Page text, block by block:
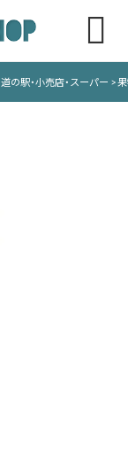

道の駅・小売店・スーパー >